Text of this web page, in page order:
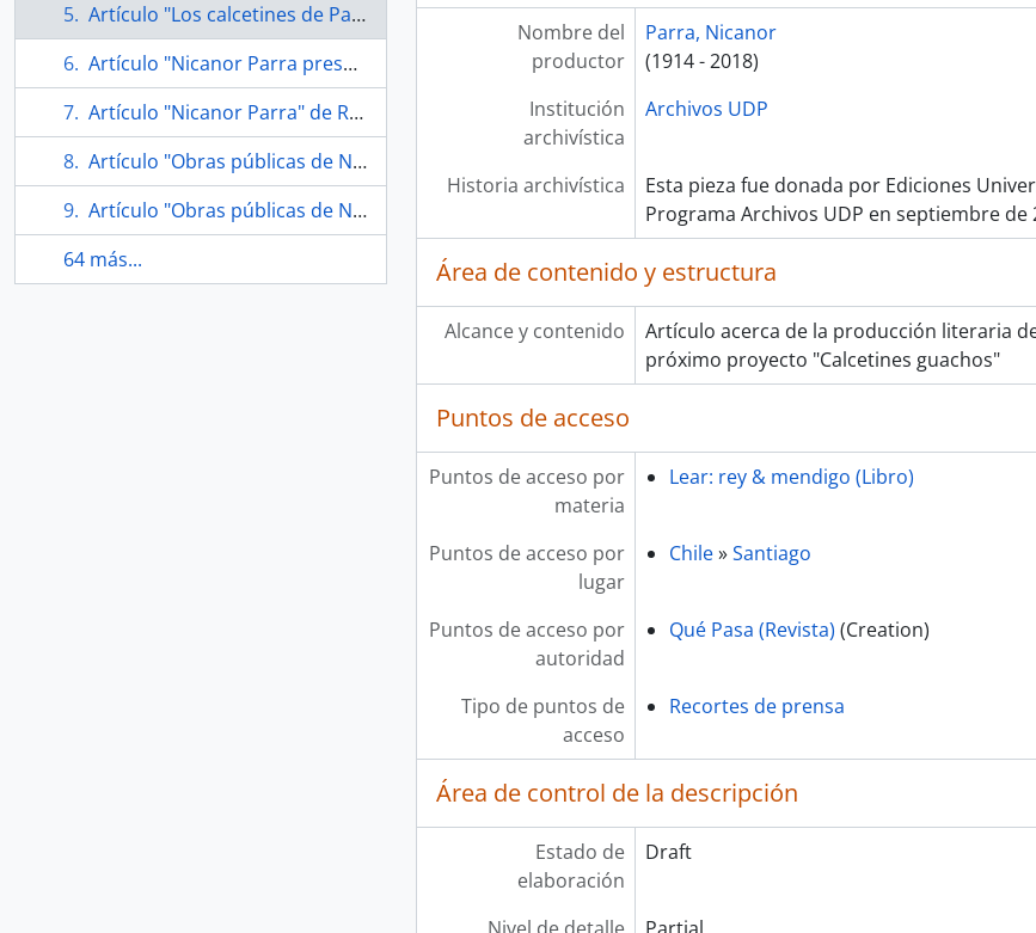
Artículo "Los calcetines de Parra"
Artículo "Nicanor Parra presenta sus Obras Públicas"de sitio web de Banco Edwards
Artículo "Nicanor Parra" de Revista El Sábado
Artículo "Obras públicas de Nicanor Parra"
Artículo "Obras públicas de Nicanor Parra" en Emol
64 más...
Nombre del
productor
Parra, Nicanor
(1914 - 2018)
Institución
archivística
Archivos UDP
Historia archivística
Esta pieza fue donada por Ediciones
Programa Archivos UDP en septiembre de
Área de contenido y estructura
Alcance y contenido
Artículo acerca de la producción literaria
próximo proyecto "Calcetines guachos"
Puntos de acceso
Puntos de acceso por
materia
Lear: rey & mendigo (Libro)
Puntos de acceso por
lugar
Chile»Santiago
Puntos de acceso por
autoridad
Qué Pasa (Revista) (Creation)
Tipo de puntos de
acceso
Recortes de prensa
Área de control de la descripción
Estado de
elaboración
Draft